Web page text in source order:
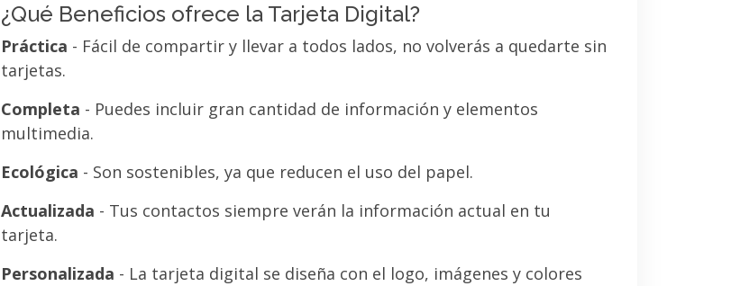
¿Qué Beneficios ofrece la Tarjeta Digital?
Práctica - Fácil de compartir y llevar a todos lados, no volverás a quedarte sin
tarjetas.
Completa - Puedes incluir gran cantidad de información y elementos
multimedia.
Ecológica - Son sostenibles, ya que reducen el uso del papel.
Actualizada - Tus contactos siempre verán la información actual en tu
tarjeta.
Personalizada - La tarjeta digital se diseña con el logo, imágenes y colores